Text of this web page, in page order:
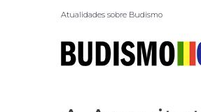
Atualidades sobre Budismo